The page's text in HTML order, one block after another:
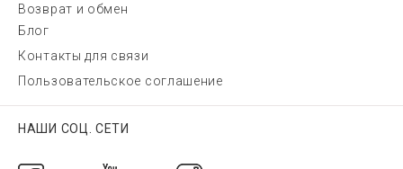
Возврат и обмен
Блог
Контакты для связи
Пользовательское соглашение
НАШИ СОЦ. СЕТИ